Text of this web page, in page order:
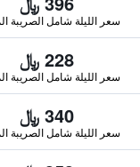
سعر الليلة شامل الصريبة
228 ﷼
سعر الليلة شامل الصريبة
340 ﷼
سعر الليلة شامل الصريبة